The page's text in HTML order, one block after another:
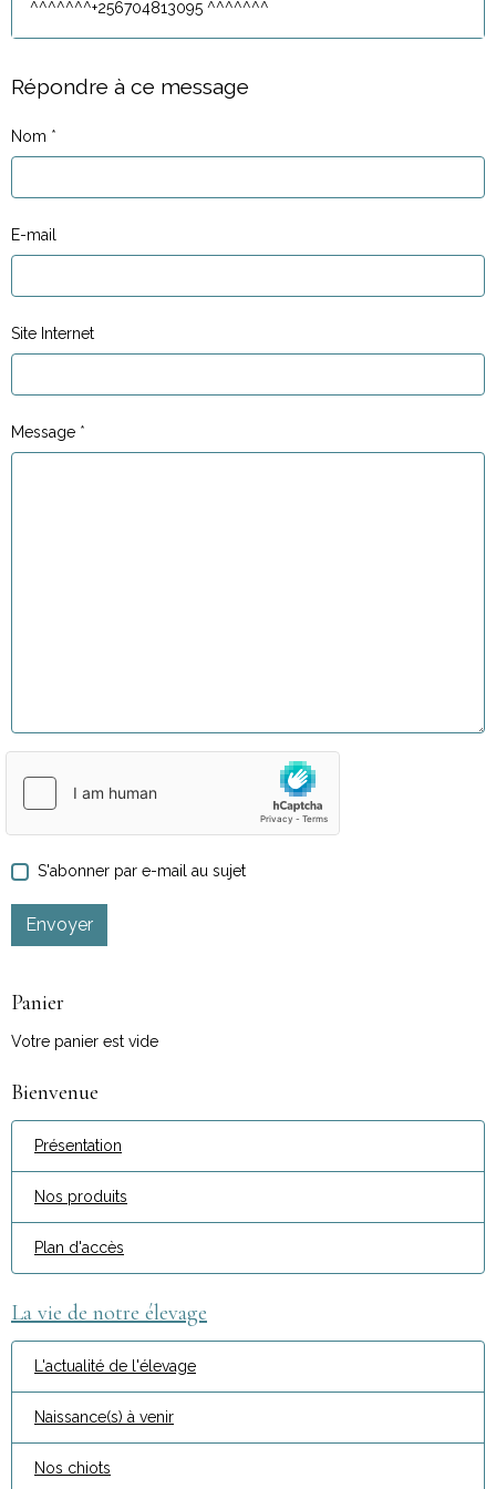
^^^^^^^+256704813095 ^^^^^^^
Répondre à ce message
Nom
E-mail
Site Internet
Message
S'abonner par e-mail au sujet
Envoyer
Panier
Votre panier est vide
Bienvenue
Présentation
Nos produits
Plan d'accès
La vie de notre élevage
L'actualité de l'élevage
Naissance(s) à venir
Nos chiots